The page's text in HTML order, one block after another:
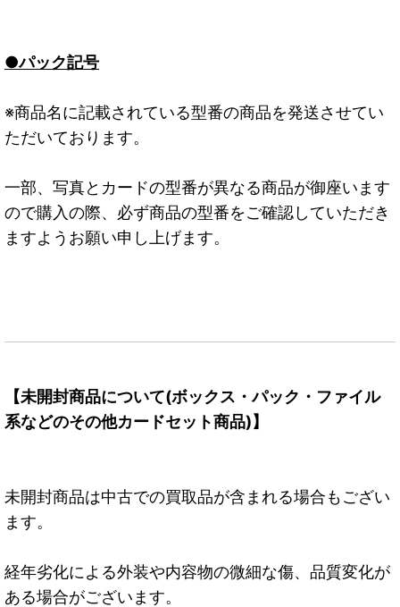
●パック記号
※商品名に記載されている型番の商品を発送させてい
ただいております。
一部、写真とカードの型番が異なる商品が御座います
ので購入の際、必ず商品の型番をご確認していただき
ますようお願い申し上げます。
【未開封商品について(ボックス・パック・ファイル
系などのその他カードセット商品)】
未開封商品は中古での買取品が含まれる場合もござい
ます。
経年劣化による外装や内容物の微細な傷、品質変化が
ある場合がございます。